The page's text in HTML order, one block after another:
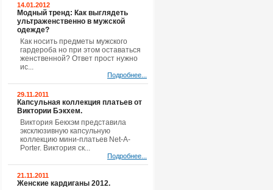
14.01.2012
Модный тренд: Как выглядеть
ультраженственно в мужской
одежде?
Как носить предметы мужского
гардероба но при этом оставаться
женственной? Ответ прост нужно
ис...
Подробнее...
29.11.2011
Капсульная коллекция платьев от
Виктории Бэкхем.
Виктория Бекхэм представила
эксклюзивную капсульную
коллекцию мини-платьев Net-A-
Porter. Виктория ск...
Подробнее...
21.11.2011
Женские кардиганы 2012.